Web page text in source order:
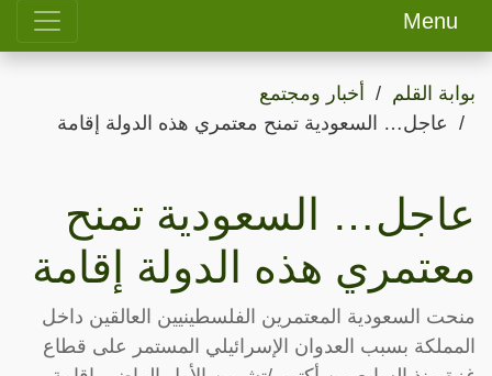
Menu
بوابة القلم
أخبار ومجتمع
عاجل… السعودية تمنح معتمري هذه الدولة إقامة
عاجل… السعودية تمنح
معتمري هذه الدولة إقامة
منحت السعودية المعتمرين الفلسطينيين العالقين داخل
المملكة بسبب العدوان الإسرائيلي المستمر على قطاع